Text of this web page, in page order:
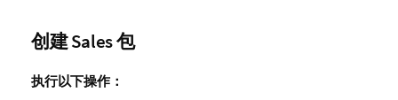
创建Sales包
执行以下操作：